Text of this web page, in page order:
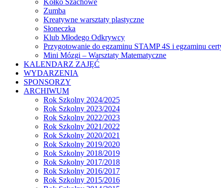
Kółko Szachowe
Zumba
Kreatywne warsztaty plastyczne
Słoneczka
Klub Młodego Odkrywcy
Przygotowanie do egzaminu STAMP 4S i egzaminu
Mini Mózgi – Warsztaty Matematyczne
KALENDARZ ZAJĘĆ
WYDARZENIA
SPONSORZY
ARCHIWUM
Rok Szkolny 2024/2025
Rok Szkolny 2023/2024
Rok Szkolny 2022/2023
Rok Szkolny 2021/2022
Rok Szkolny 2020/2021
Rok Szkolny 2019/2020
Rok Szkolny 2018/2019
Rok Szkolny 2017/2018
Rok Szkolny 2016/2017
Rok Szkolny 2015/2016